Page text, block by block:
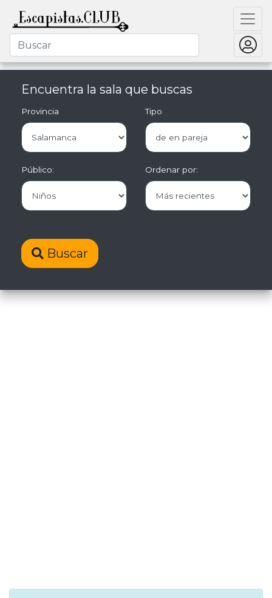
Encuentra la sala que buscas
Provincia Tipo
Público: Ordenar por:
Buscar